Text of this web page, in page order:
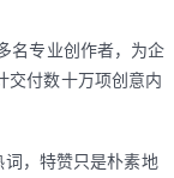
名专业创作者，为企
交付数十万项创意内
词，特赞只是朴素地